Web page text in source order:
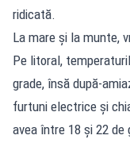
ridicată.
La mare și la munte,
Pe litoral,
grade, însă după-
furtuni electrice și
avea între 18 și 22 de